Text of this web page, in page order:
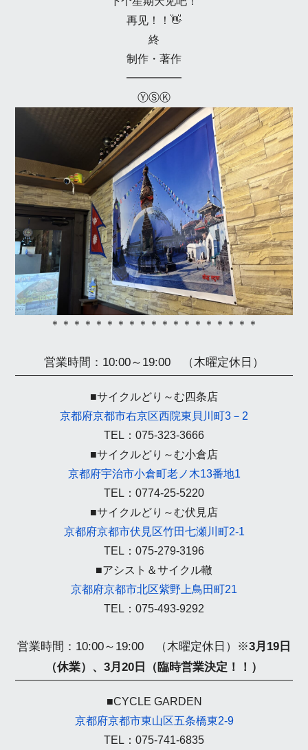
再见！！👋
終
制作・著作
━━━━━
ⓎⓈⓀ
＊＊＊＊＊＊＊＊＊＊＊＊＊＊＊＊＊＊＊
営業時間：10:00～19:00 （木曜定休日）
■サイクルどり～む四条店
京都府京都市右京区西院東貝川町3－2
TEL：075-323-3666
■サイクルどり～む小倉店
京都府宇治市小倉町老ノ木13番地1
TEL：0774-25-5220
■サイクルどり～む伏見店
京都府京都市伏見区竹田七瀬川町2-1
TEL：075-279-3196
■アシスト＆サイクル轍
京都府京都市北区紫野上鳥田町21
TEL：075-493-9292
営業時間：10:00～19:00 （木曜定休日） ※3月19日
（休業）、 3月20日（臨時営業決定！！）
■CYCLE GARDEN
京都府京都市東山区五条橋東2-9
TEL：075-741-6835